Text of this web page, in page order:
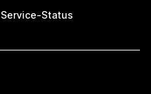
Service-Status